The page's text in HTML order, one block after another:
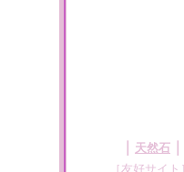
天然石
［友好サイト］